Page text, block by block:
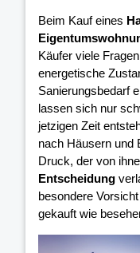
Beim Kauf eines
Käufer viele
energetische
Sanierungsbedarf
lassen sich nur
jetzigen Zeit
nach Häusern und
Druck, der von
Entscheidung
besondere
gekauft wie